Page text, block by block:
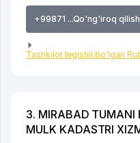
+99871 ...Qo'ng'iroq qilish
Tashkilot tegishli bo'lgan
3. MIRABAD TUMANI
MULK KADASTRI